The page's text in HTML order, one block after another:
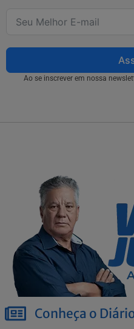
Ao se inscrever em nossa
Conheça o